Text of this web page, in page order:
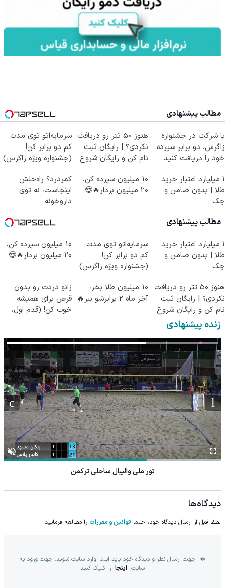
مطالب پیشنهادی
با شرکت در جشنواره
زاگرس، دو برابر سپرده
خود را دریافت کنید
هنوز 50 تتر رو دریافت
نکردی؟ | رایگان ثبت
نام کن و رایگان شروع
سرمایه‌اتو توی مدت
کم دو برابر کن!
(جشنواره ویژه زاگرس)
۱ میلیارد اعتبار خرید
طلا | بدون ضامن و
چک
10 میلیون سپرده کن،
20 میلیون بردار🔥😍
کمردرد؟ راه‌حلش
اینجاست، نه توی
داروخونه
مطالب پیشنهادی
۱ میلیارد اعتبار خرید
طلا | بدون ضامن و
چک
سرمایه‌اتو توی مدت
کم دو برابر کن!
(جشنواره ویژه زاگرس)
10 میلیون سپرده کن،
20 میلیون بردار🔥😍
هنوز 50 تتر رو دریافت
نکردی؟ | رایگان ثبت
نام کن و رایگان شروع
کن!
10 میلیون طلا بخر،
آخر ماه 2 برابرشو ببر🔥
زانو دردت رو بدون
قرص برای همیشه
خوب کن! (قدم اول،
زنده پیشنهادی
تور ملی والیبال ساحلی ترکمن
دیدگاه‌ها
لطفا قبل از ارسال دیدگاه خود، حتما قوانین و مقررات را مطالعه فرمایید.
جهت ارسال نظر و دیدگاه خود باید ابتدا وارد سایت شوید. جهت ورود به
سایت اینجا را کلیک کنید